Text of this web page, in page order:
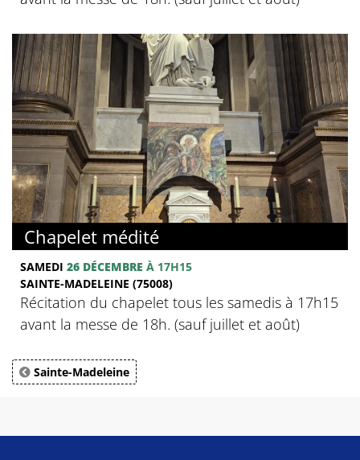
Chapelet médité
SAMEDI 26 DÉCEMBRE À 17H15
SAINTE-MADELEINE (75008)
Récitation du chapelet tous les samedis à 17h15
avant la messe de 18h. (sauf juillet et août)
Sainte-Madeleine